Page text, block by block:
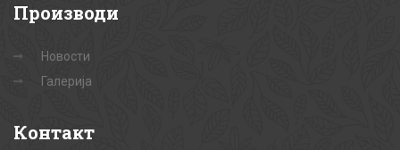
Производи
Новости
Галерија
Контакт